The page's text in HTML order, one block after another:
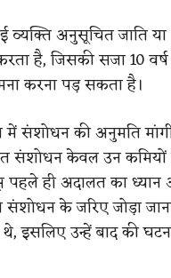
व्यक्ति अनुसूचित जाति या
है, जिसकी सजा 10
करना पड़ सकता है।
में संशोधन की अनुमति
संशोधन केवल उन कमियों
ही अदालत का ध्यान
संशोधन के जरिए जोड़ा
इसलिए उन्हें बाद की